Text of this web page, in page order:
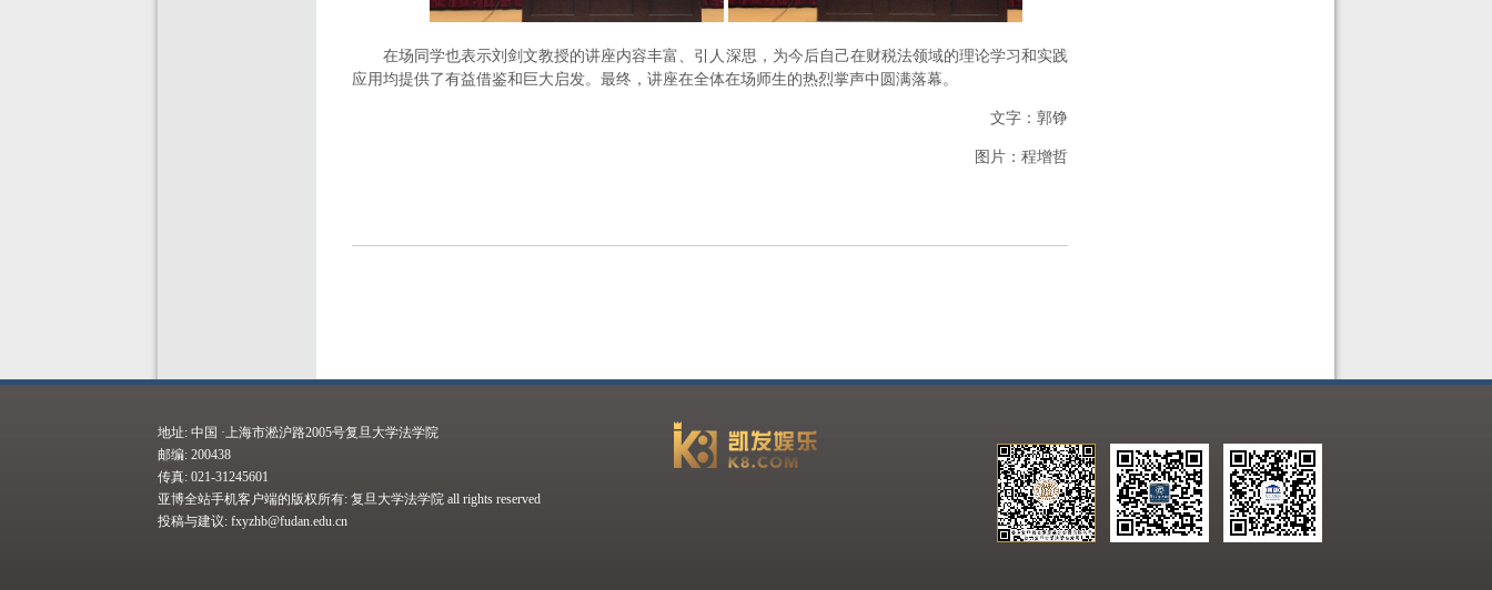
在场同学也表示刘剑文教授的讲座内容丰富、引人深思，为今后自己在财税法领域的理论学习和实践
应用均提供了有益借鉴和巨大启发。最终，讲座在全体在场师生的热烈掌声中圆满落幕。
文字：郭铮
图片：程增哲
地址: 中国 ·上海市淞沪路2005号复旦大学法学院
邮编: 200438
传真: 021-31245601
亚博全站手机客户端的版权所有: 复旦大学法学院 all rights reserved
投稿与建议: fxyzhb@fudan.edu.cn